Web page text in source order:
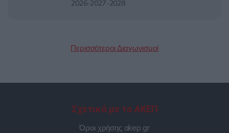
2026-2027-2028
Περισσότεροι Διαγωνισμοί
Σχετικά με το ΑΚΕΠ
Όροι χρήσης akep.gr